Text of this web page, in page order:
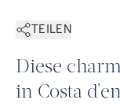
TEILEN
Diese
in Costa